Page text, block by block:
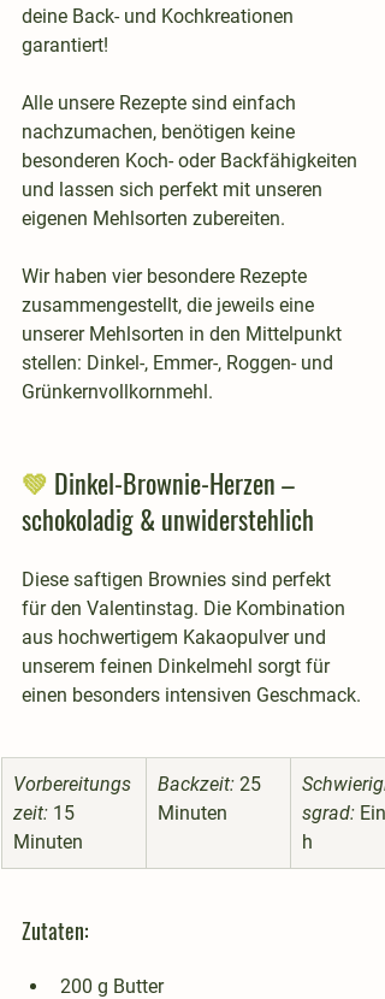
deine Back- und Kochkreationen
garantiert!
Alle unsere Rezepte sind einfach
nachzumachen, benötigen keine
besonderen Koch- oder Backfähigkeiten
und lassen sich perfekt mit unseren
eigenen Mehlsorten zubereiten.
Wir haben vier besondere Rezepte
zusammengestellt, die jeweils eine
unserer Mehlsorten in den Mittelpunkt
stellen: Dinkel-, Emmer-, Roggen- und
Grünkernvollkornmehl.
💚 Dinkel-Brownie-Herzen –
schokoladig & unwiderstehlich
Diese saftigen Brownies sind perfekt
für den Valentinstag. Die Kombination
aus hochwertigem Kakaopulver und
unserem feinen Dinkelmehl sorgt für
einen besonders intensiven Geschmack.
Vorbereitungs
zeit: 15
Minuten
Backzeit: 25
Minuten
sgrad:
h
Zutaten:
200 g Butter